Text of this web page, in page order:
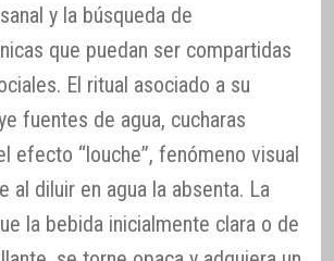
y la búsqueda de
que puedan ser compartidas
El ritual asociado a su
fuentes de agua, cucharas
efecto “louche”, fenómeno visual
al diluir en agua la absenta. La
la bebida inicialmente clara o de